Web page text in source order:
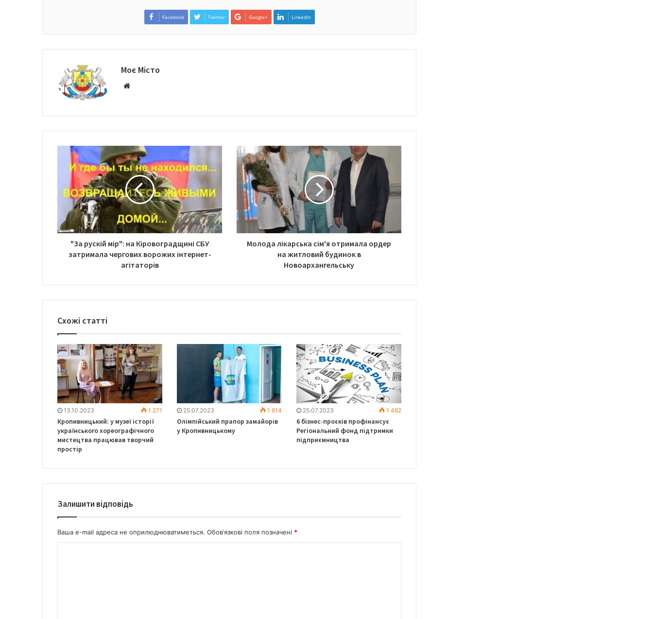
Facebook Twitter Google+ LinkedIn
Моє Місто
s
i
e
"За рускій мір": на Кіровоградщині СБУ
затримала чергових ворожих інтернет-
агітаторів
Молода лікарська сім'я отримала ордер
на житловий будинок в
Новоархангельську
Схожі статті
13.10.2023 1 271
Кропивницький: у музеї історії
українського хореографічного
мистецтва працював творчий
простір
25.07.2023 1 614
Олімпійський прапор замайорів
у Кропивницькому
25.07.2023 1 482
6 бізнес-проєків профінансує
Регіональний фонд підтримки
підприємництва
Залишити відповідь
Ваша e-mail адреса не оприлюднюватиметься. Обов’язкові поля позначені *